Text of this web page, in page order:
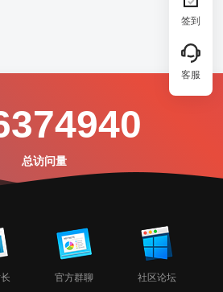
总访问量
官方群聊 社区论坛
签到
客服